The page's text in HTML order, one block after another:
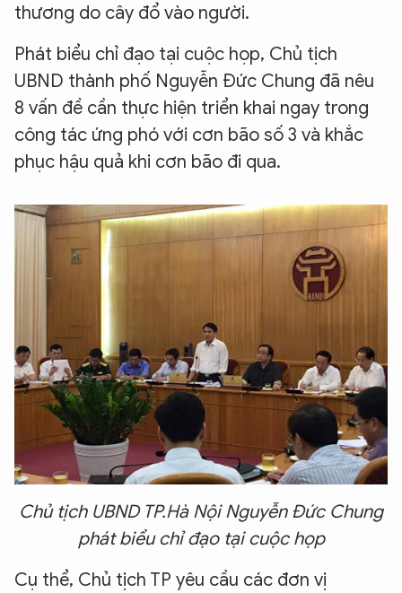
thương do cây đổ vào người.
Phát biểu chỉ đạo tại cuộc họp, Chủ tịch
UBND thành phố Nguyễn Đức Chung đã nêu
8 vấn đề cần thực hiện triển khai ngay trong
công tác ứng phó với cơn bão số 3 và khắc
phục hậu quả khi cơn bão đi qua.
Chủ tịch UBND TP.Hà Nội Nguyễn Đức Chung
phát biểu chỉ đạo tại cuộc họp
Cụ thể, Chủ tịch TP yêu cầu các đơn vị